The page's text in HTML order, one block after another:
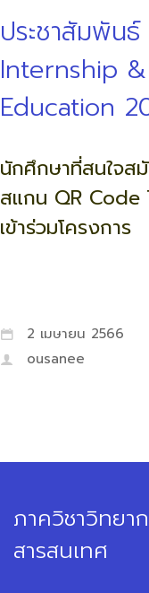
ประชาสัมพัน
Internship
Education
นักศึกษาที่สนใจส
สแกน QR Code
เข้าร่วมโครงการ
2 เมษายน 2566
ousanee
ภาควิชาวิทยา
สารสนเทศ